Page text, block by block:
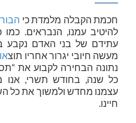
חכמת הקבלה מלמדת כי
להיטיב עמנו, הנבראים.
עתידם של בני האדם נקבע
מעשה חיובי יגרור אחריו תוצ
נתונה הבחירה לקבוע את
כל שנה, בחודש תשרי, אנו
עצמנו מחדש ולמשוך את כל
חיינו.